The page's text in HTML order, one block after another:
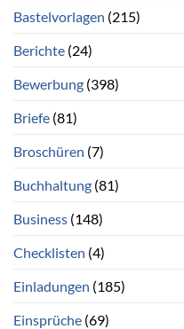
Bastelvorlagen (215)
Berichte (24)
Bewerbung (398)
Briefe (81)
Broschüren (7)
Buchhaltung (81)
Business (148)
Checklisten (4)
Einladungen (185)
Einsprüche (69)